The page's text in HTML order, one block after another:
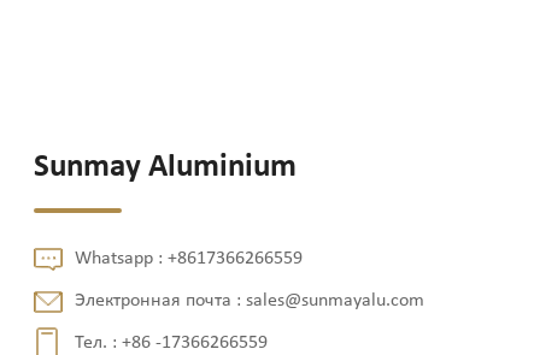
Sunmay Aluminium
Whatsapp :+8617366266559
Электронная почта :sales@sunmayalu.com
Тел. :+86 -17366266559